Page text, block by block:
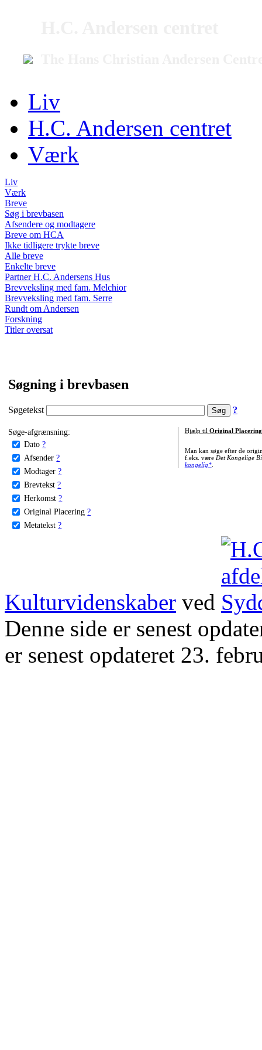
Liv
H.C. Andersen centret
Værk
Liv
Værk
Breve
Søg i brevbasen
Afsendere og modtagere
Breve om HCA
Ikke tidligere trykte breve
Alle breve
Enkelte breve
Partner H.C. Andersens Hus
Brevveksling med fam. Melchior
Brevveksling med fam. Serre
Rundt om Andersen
Forskning
Titler oversat
Søgning i brevbasen
Søgetekst ?
Søge-afgrænsning:
Dato ?
Afsender ?
Modtager ?
Brevtekst ?
Herkomst ?
Original Placering ?
Metatekst ?
Hjælp til Original Placering
Man kan søge efter de
f.eks. være Det Kongelige
kongelig*.
Kulturvidenskaber ved
Denne side er senest
er senest opdateret 23.